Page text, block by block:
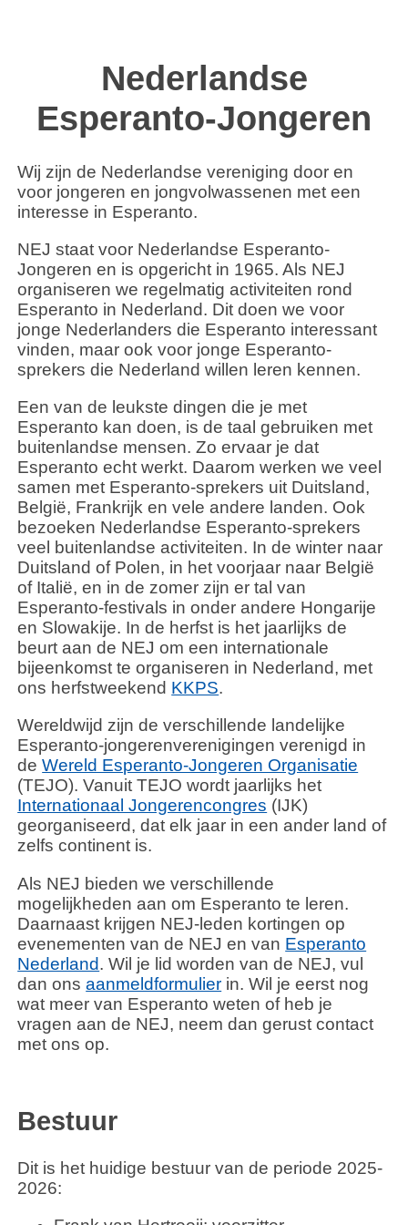
Nederlandse
Esperanto-Jongeren
Wij zijn de Nederlandse vereniging door en
voor jongeren en jongvolwassenen met een
interesse in Esperanto.
NEJ staat voor Nederlandse Esperanto-
Jongeren en is opgericht in 1965. Als NEJ
organiseren we regelmatig activiteiten rond
Esperanto in Nederland. Dit doen we voor
jonge Nederlanders die Esperanto interessant
vinden, maar ook voor jonge Esperanto-
sprekers die Nederland willen leren kennen.
Een van de leukste dingen die je met
Esperanto kan doen, is de taal gebruiken met
buitenlandse mensen. Zo ervaar je dat
Esperanto echt werkt. Daarom werken we veel
samen met Esperanto-sprekers uit Duitsland,
België, Frankrijk en vele andere landen. Ook
bezoeken Nederlandse Esperanto-sprekers
veel buitenlandse activiteiten. In de winter naar
Duitsland of Polen, in het voorjaar naar België
of Italië, en in de zomer zijn er tal van
Esperanto-festivals in onder andere Hongarije
en Slowakije. In de herfst is het jaarlijks de
beurt aan de NEJ om een internationale
bijeenkomst te organiseren in Nederland, met
ons herfstweekend KKPS.
Wereldwijd zijn de verschillende landelijke
Esperanto-jongerenverenigingen verenigd in
deWereld Esperanto-Jongeren Organisatie
(TEJO). Vanuit TEJO wordt jaarlijks het
Internationaal Jongerencongres (IJK)
georganiseerd, dat elk jaar in een ander land of
zelfs continent is.
Als NEJ bieden we verschillende
mogelijkheden aan om Esperanto te leren.
Daarnaast krijgen NEJ-leden kortingen op
evenementen van de NEJ en van Esperanto
Nederland. Wil je lid worden van de NEJ, vul
dan onsaanmeldformulier in. Wil je eerst nog
wat meer van Esperanto weten of heb je
vragen aan de NEJ, neem dan gerust contact
met ons op.
Bestuur
Dit is het huidige bestuur van de periode 2025-
2026: